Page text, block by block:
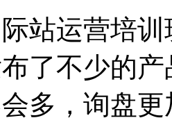
站运营培
了不少的
多，询盘